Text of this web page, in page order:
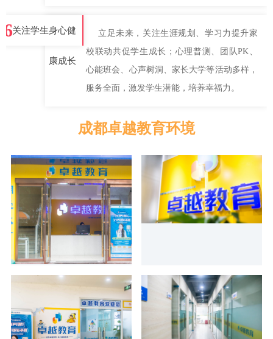
6关注学生身心健
康成长
立足未来，关注生涯规划、学习力提升家
校联动共促学生成长；心理普测、团队PK、
心能班会、心声树洞、家长大学等活动多样，
服务全面，激发学生潜能，培养幸福力。
成都卓越教育环境